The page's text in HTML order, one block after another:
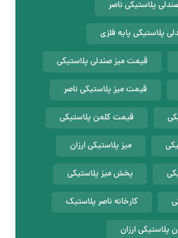
پلاستیکی ناصر
پلاستیکی پایه فلزی
قیمت میز صندلی پلاستیکی
قیمت میز پلاستیکی ناصر
قیمت کلمن پلاستیکی
میز پلاستیکی ارزان
پخش میز پلاستیکی
کارخانه ناصر پلاستیک
پلاستیکی ارزان